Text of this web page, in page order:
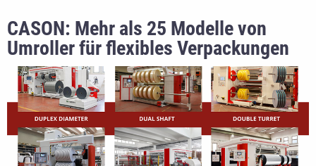
CASON: Mehr als 25 Modelle von
Umroller für flexibles Verpackungen
4.0